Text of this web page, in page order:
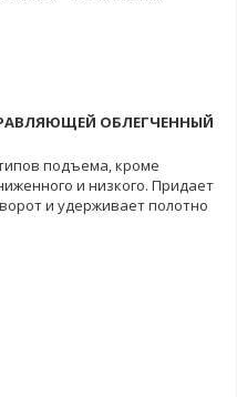
ОБЛЕГЧЕННЫЙ
подъема, кроме
и низкого. Придает
и удерживает полотно